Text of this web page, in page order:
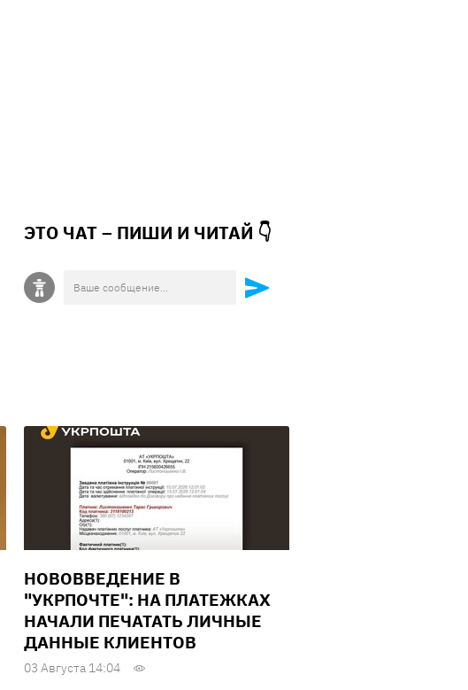
ЭТО ЧАТ – ПИШИ И ЧИТАЙ 👇
НОВОВВЕДЕНИЕ В
"УКРПОЧТЕ": НА ПЛАТЕЖКАХ
НАЧАЛИ ПЕЧАТАТЬ ЛИЧНЫЕ
ДАННЫЕ КЛИЕНТОВ
03 Августа 14:04